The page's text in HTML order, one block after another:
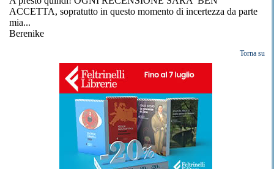
ACCETTA, sopratutto in questo momento di incertezza da parte
mia...
Berenike
Torna su